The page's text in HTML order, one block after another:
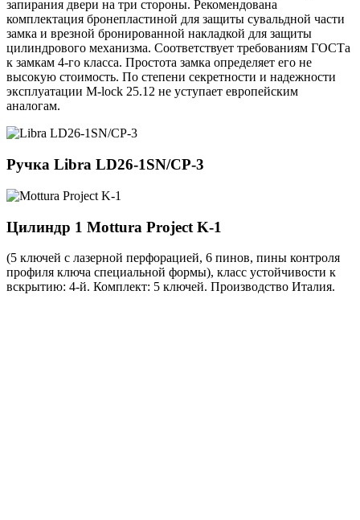
запирания двери на три стороны. Рекомендована
комплектация бронепластиной для защиты сувальдной части
замка и врезной бронированной накладкой для защиты
цилиндрового механизма. Соответствует требованиям ГОСТа
к замкам 4-го класса. Простота замка определяет его не
высокую стоимость. По степени секретности и надежности
эксплуатации M-lock 25.12 не уступает европейским
аналогам.
Ручка Libra LD26-1SN/CP-3
Цилиндр 1 Mottura Project K-1
(5 ключей с лазерной перфорацией, 6 пинов, пины контроля
профиля ключа специальной формы), класс устойчивости к
вскрытию: 4-й. Комплект: 5 ключей. Производство Италия.